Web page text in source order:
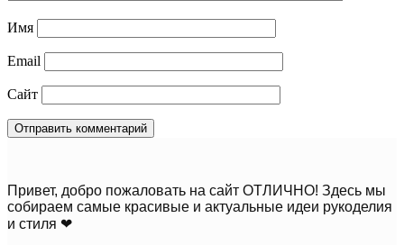
Имя
Email
Сайт
Привет, добро пожаловать на сайт ОТЛИЧНО! Здесь мы
собираем самые красивые и актуальные идеи рукоделия
и стиля ❤